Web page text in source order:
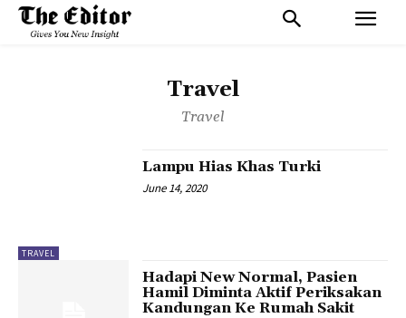
Travel
Travel
TRAVEL
Lampu Hias Khas Turki
June 14, 2020
Hadapi New Normal, Pasien
Hamil Diminta Aktif Periksakan
Kandungan Ke Rumah Sakit